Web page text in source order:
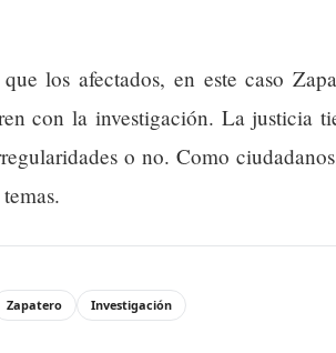
los afectados, en este caso
con la investigación. La justicia
o no. Como
Zapatero Investigación